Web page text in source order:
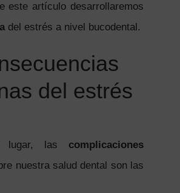
este artículo desarrollaremos
del estrés a nivel bucodental.
del estrés
lugar, las complicaciones
nuestra salud dental son las